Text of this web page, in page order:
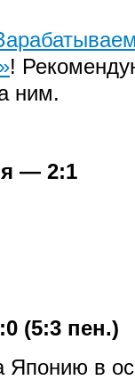
!
ним.
— 2:1
(5:3 пен.)
Японию в